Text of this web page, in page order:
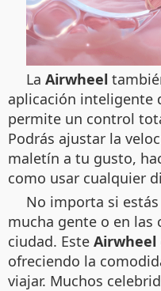
La Airwheel
aplicación inteligente
permite un control
Podrás ajustar la
maletín a tu gusto,
como usar cualquier
No importa si
mucha gente o en las
ciudad. Este Airwheel
ofreciendo la
viajar. Muchos